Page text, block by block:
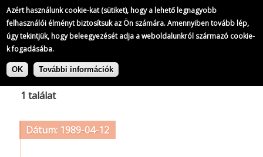
Azért használunk cookie-kat (sütiket), hogy a lehető legnagyobb
felhasználói élményt biztosítsuk az Ön számára. Amennyiben tovább lép,
úgy tekintjük, hogy beleegyezését adja a weboldalunkról származó cookie-
k fogadásába.
OK További információk
Ugrás
Címke: Újpesti Ellenzéki Front
1 találat
Dátum: 1989-04-12